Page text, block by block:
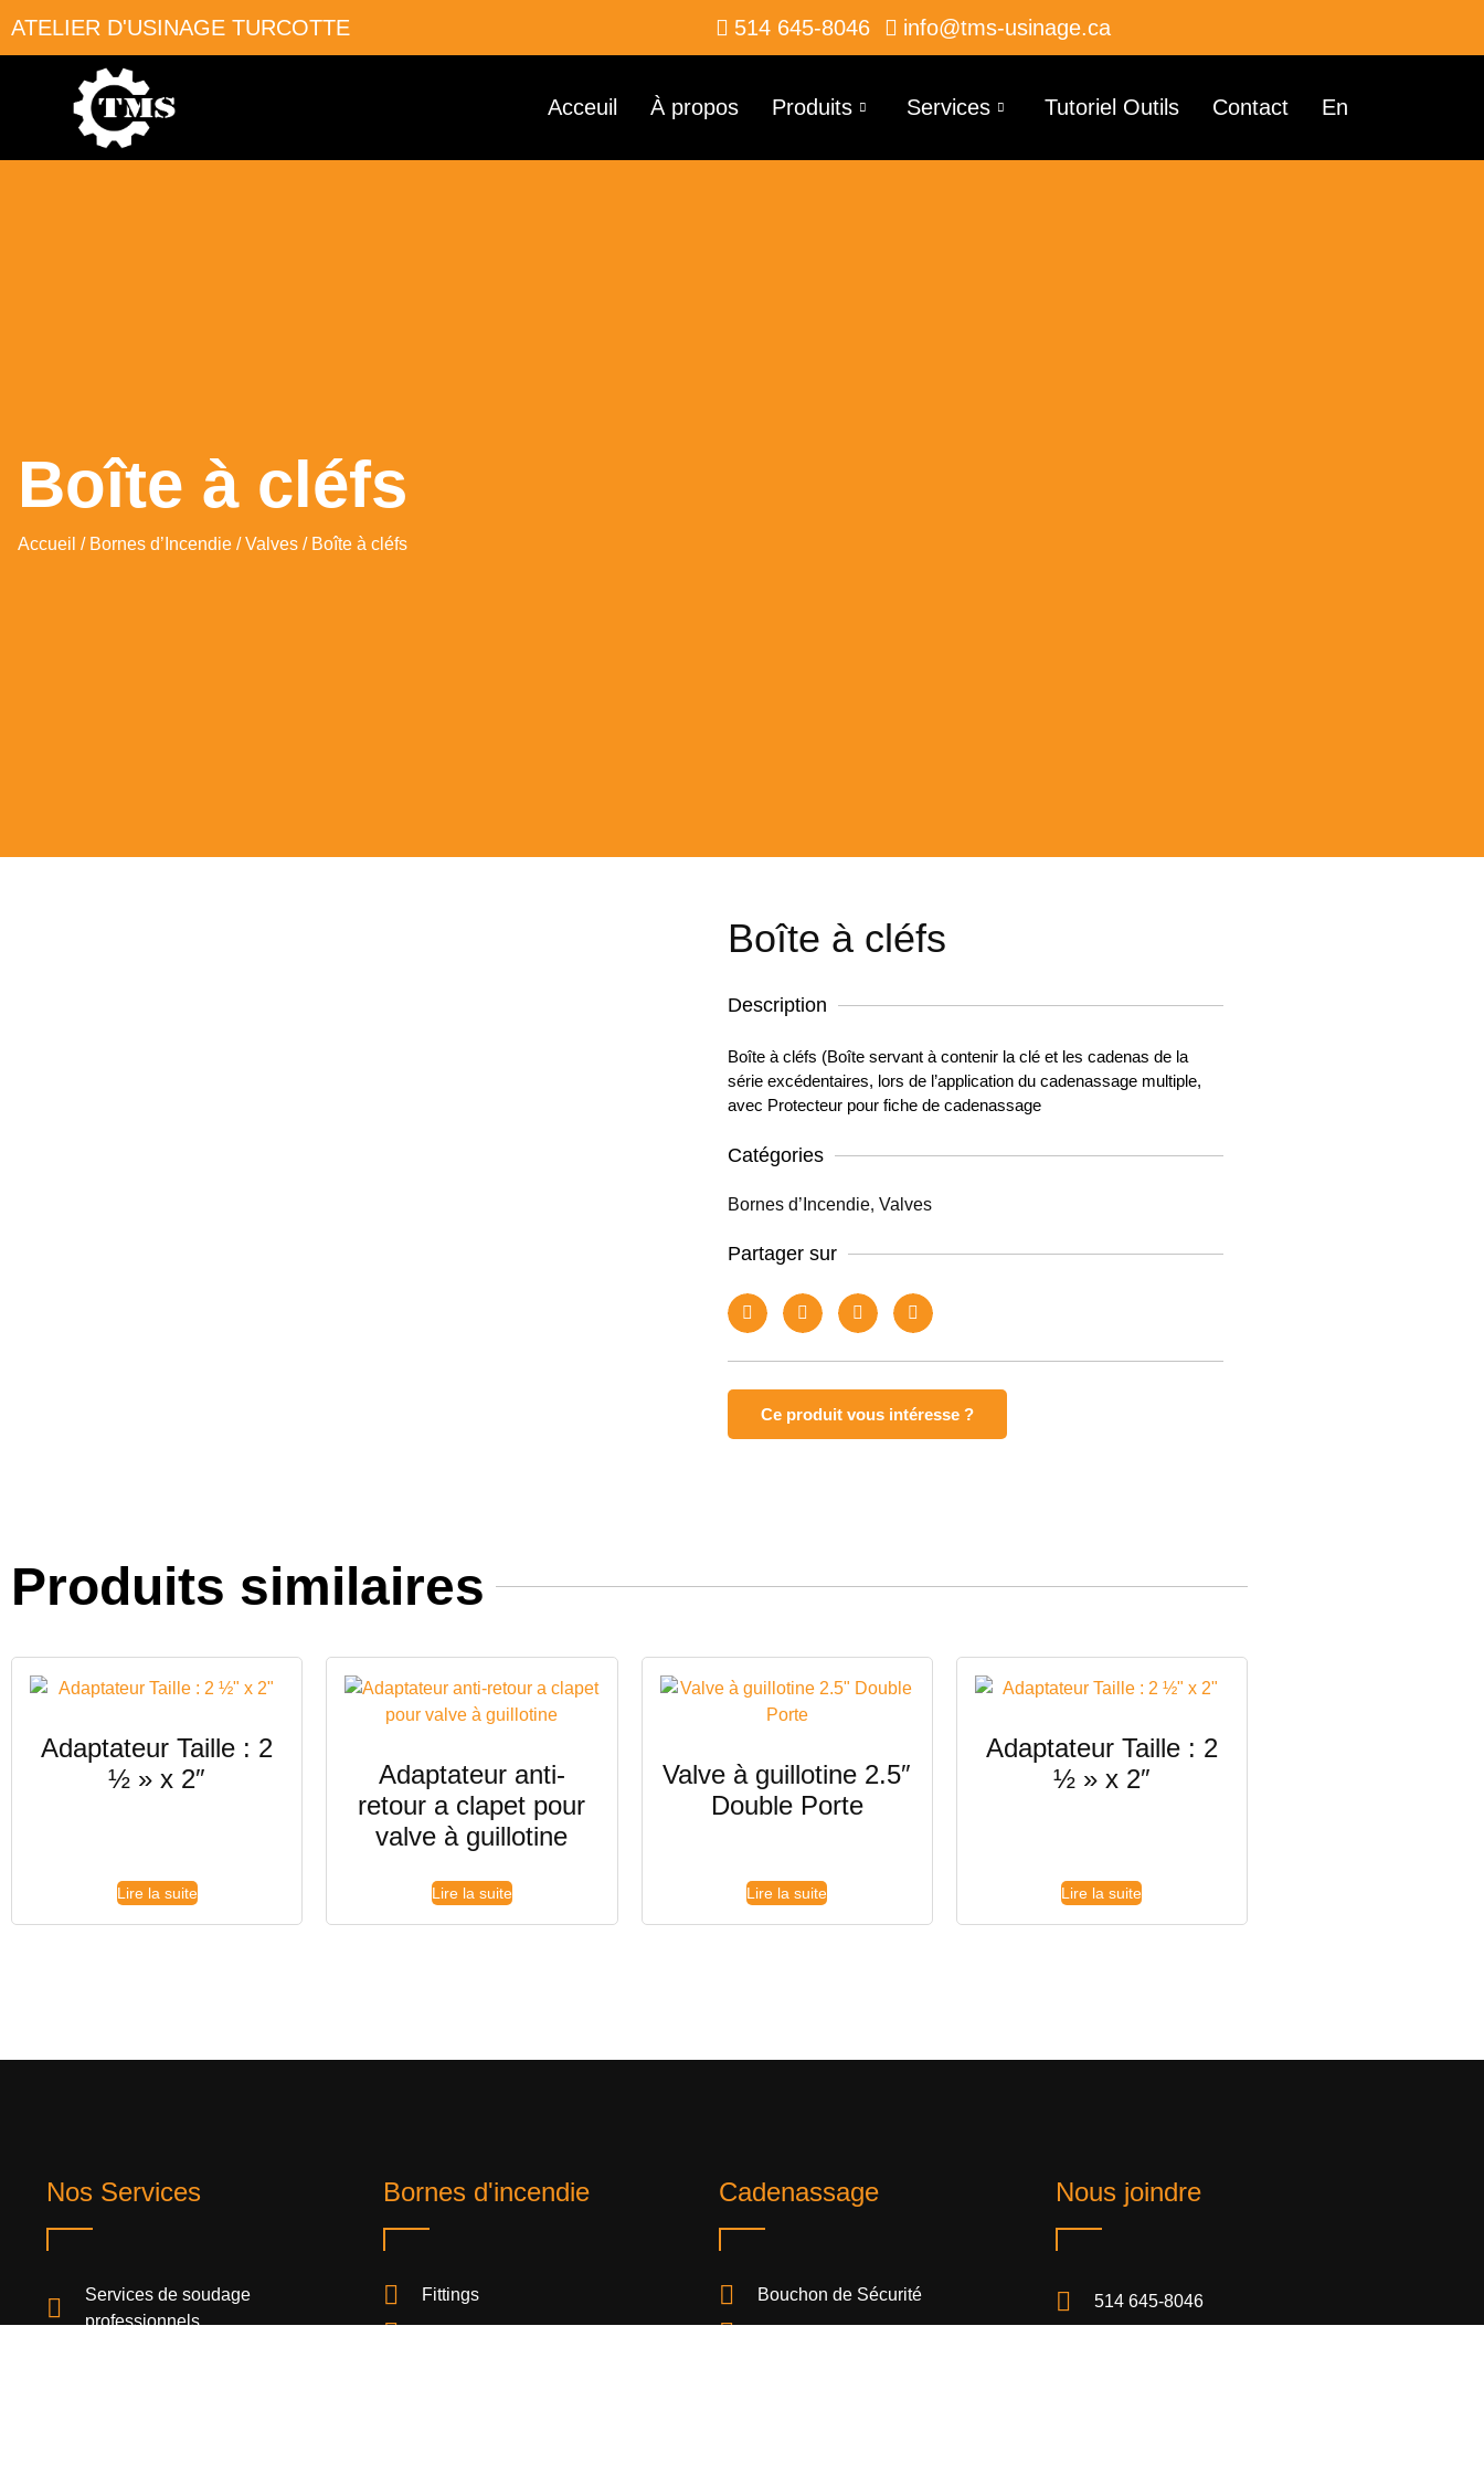
ATELIER D'USINAGE TURCOTTE 514 645-8046 info@tms-usinage.ca
Acceuil À propos Produits Services Tutoriel Outils Contact En
Boîte à cléfs
Accueil / Bornes d’Incendie /Valves / Boîte à cléfs
Boîte à cléfs
Description
Boîte à cléfs (Boîte servant à contenir la clé et les cadenas de la
série excédentaires, lors de l’application du cadenassage multiple,
avec Protecteur pour fiche de cadenassage
Catégories
Bornes d’Incendie, Valves
Partager sur
Ce produit vous intéresse ?
Produits similaires
Adaptateur Taille : 2
½ » x 2″
Lire la suite
Adaptateur anti-
retour a clapet pour
valve à guillotine
Lire la suite
Valve à guillotine 2.5″
Double Porte
Lire la suite
Adaptateur Taille : 2
½ » x 2″
Lire la suite
Nos Services
Services de soudage
professionnels
Bornes d'incendie
Fittings
Cadenassage
Bouchon de Sécurité
Nous joindre
514 645-8046